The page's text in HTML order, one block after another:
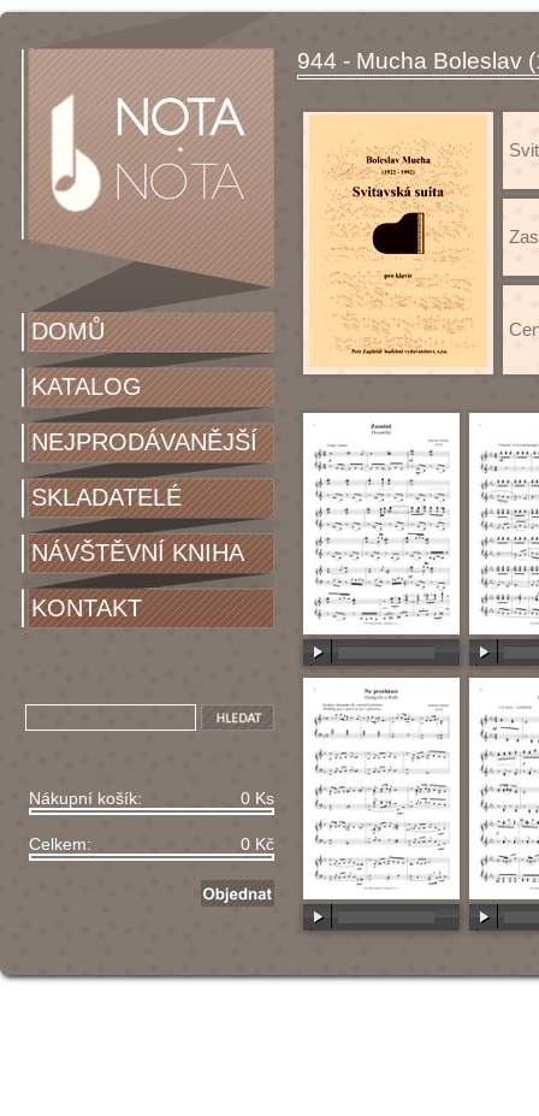
DOMŮ
KATALOG
NEJPRODÁVANĚJŠÍ
SKLADATELÉ
NÁVŠTĚVNÍ KNIHA
KONTAKT
Nákupní košík: 0 Ks
Celkem: 0 Kč
944 - Mucha Boleslav
00:00/00:00 00:00/